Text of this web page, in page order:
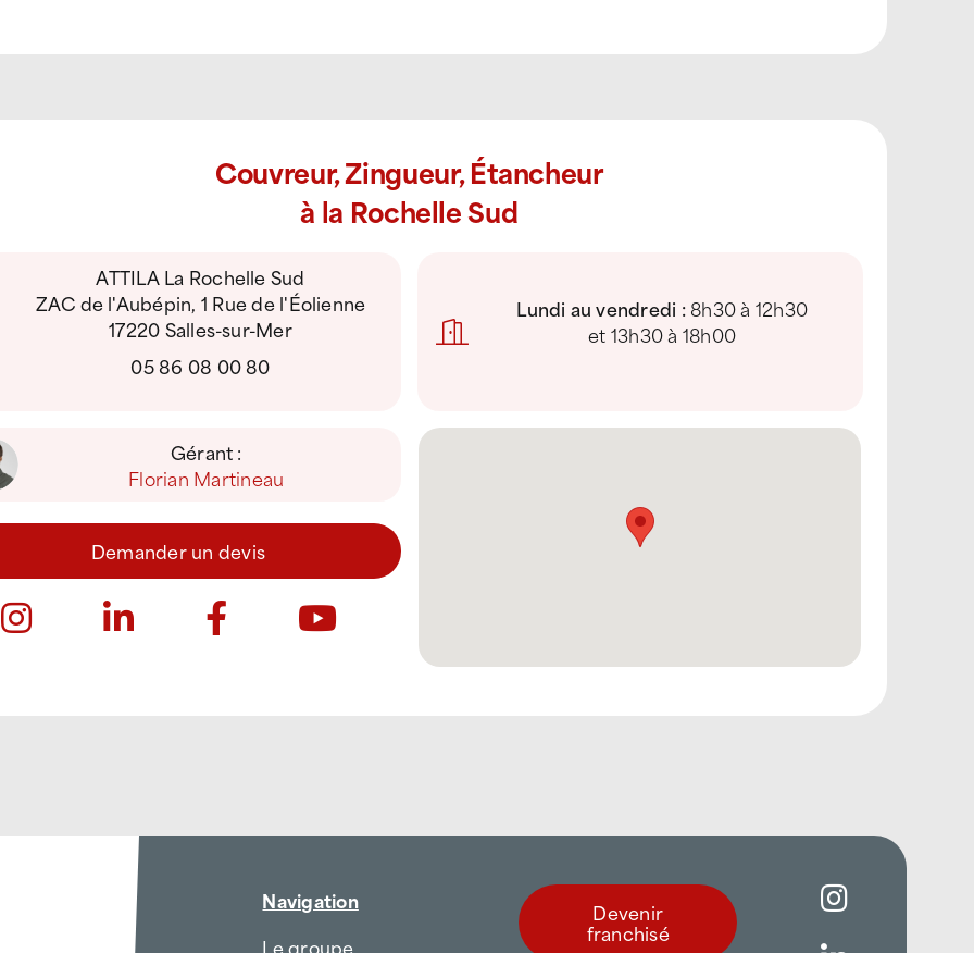
Couvreur, Zingueur, Étancheur
à la Rochelle Sud
ATTILA La Rochelle Sud
ZAC de l'Aubépin, 1 Rue de l'Éolienne
17220 Salles-sur-Mer
05 86 08 00 80
Lundi au vendredi :8h30 à 12h30
et 13h30 à 18h00
Gérant :
Florian Martineau
Demander un devis
Navigation
Le groupe
Devenir
franchisé